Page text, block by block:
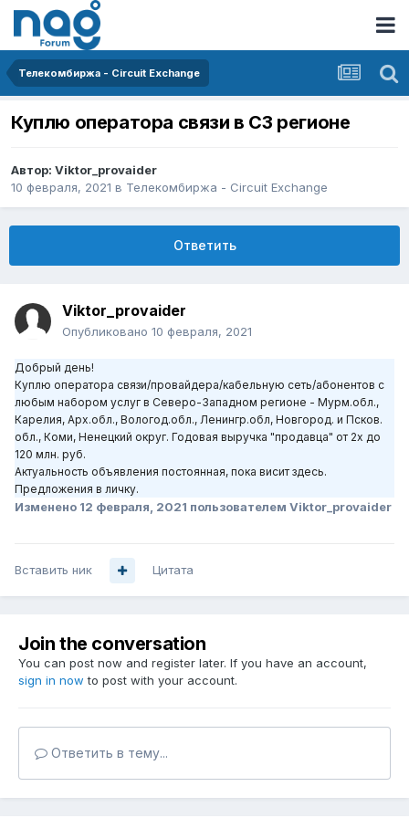
Телекомбиржа - Circuit Exchange
Куплю оператора связи в СЗ регионе
Автор: Viktor_provaider
10 февраля, 2021 в Телекомбиржа - Circuit Exchange
Ответить
Viktor_provaider
Опубликовано 10 февраля, 2021
Добрый день!
Куплю оператора связи/провайдера/кабельную сеть/абонентов с
любым набором услуг в Северо-Западном регионе - Мурм.обл.,
Карелия, Арх.обл., Вологод.обл., Ленингр.обл, Новгород. и Псков.
обл., Коми, Ненецкий округ. Годовая выручка "продавца" от 2х до
120 млн. руб.
Актуальность объявления постоянная, пока висит здесь.
Предложения в личку.
Изменено 12 февраля, 2021 пользователем Viktor_provaider
Вставить ник Цитата
Join the conversation
You can post now and register later. If you have an account,
sign in now to post with your account.
Ответить в тему...